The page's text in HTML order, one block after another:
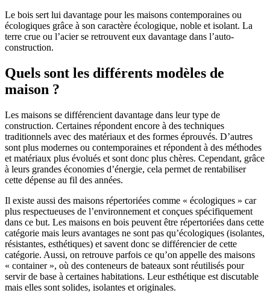
Le bois sert lui davantage pour les maisons contemporaines ou
écologiques grâce à son caractère écologique, noble et isolant. La
terre crue ou l’acier se retrouvent eux davantage dans l’auto-
construction.
Quels sont les différents modèles de
maison ?
Les maisons se différencient davantage dans leur type de
construction. Certaines répondent encore à des techniques
traditionnels avec des matériaux et des formes éprouvés. D’autres
sont plus modernes ou contemporaines et répondent à des méthodes
et matériaux plus évolués et sont donc plus chères. Cependant, grâce
à leurs grandes économies d’énergie, cela permet de rentabiliser
cette dépense au fil des années.
Il existe aussi des maisons répertoriées comme « écologiques » car
plus respectueuses de l’environnement et conçues spécifiquement
dans ce but. Les maisons en bois peuvent être répertoriées dans cette
catégorie mais leurs avantages ne sont pas qu’écologiques (isolantes,
résistantes, esthétiques) et savent donc se différencier de cette
catégorie. Aussi, on retrouve parfois ce qu’on appelle des maisons
« container », où des conteneurs de bateaux sont réutilisés pour
servir de base à certaines habitations. Leur esthétique est discutable
mais elles sont solides, isolantes et originales.